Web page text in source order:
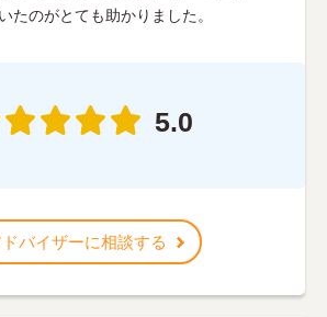
たのがとても助かりました。
5.0
バイザーに相談する